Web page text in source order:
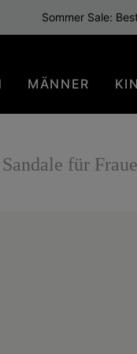
Sommer Sale:
MÄNNER
für